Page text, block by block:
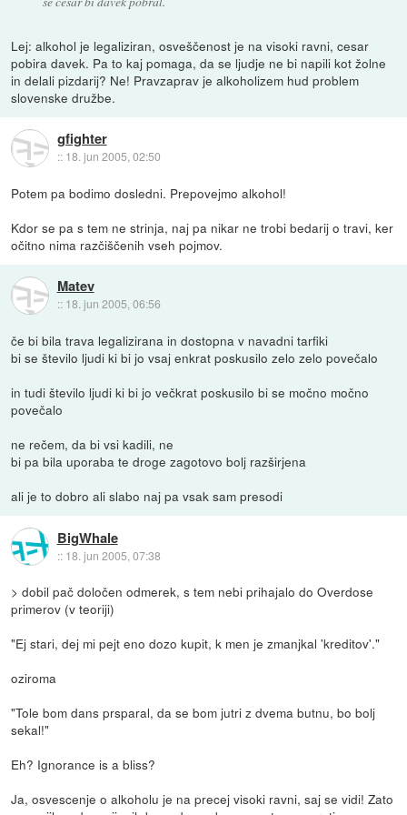
Lej: alkohol je legaliziran, osveščenost je na visoki ravni, cesar
pobira davek. Pa to kaj pomaga, da se ljudje ne bi napili kot žolne
in delali pizdarij? Ne! Pravzaprav je alkoholizem hud problem
slovenske družbe.
gfighter
:: 18. jun 2005, 02:50
Potem pa bodimo dosledni. Prepovejmo alkohol!
Kdor se pa s tem ne strinja, naj pa nikar ne trobi bedarij o travi, ker
očitno nima razčiščenih vseh pojmov.
Matev
:: 18. jun 2005, 06:56
če bi bila trava legalizirana in dostopna v navadni tarfiki
bi se število ljudi ki bi jo vsaj enkrat poskusilo zelo zelo povečalo
in tudi število ljudi ki bi jo večkrat poskusilo bi se močno močno
povečalo
ne rečem, da bi vsi kadili, ne
bi pa bila uporaba te droge zagotovo bolj razširjena
ali je to dobro ali slabo naj pa vsak sam presodi
BigWhale
:: 18. jun 2005, 07:38
> dobil pač določen odmerek, s tem nebi prihajalo do Overdose
primerov (v teoriji)
"Ej stari, dej mi pejt eno dozo kupit, k men je zmanjkal 'kreditov'."
oziroma
"Tole bom dans prsparal, da se bom jutri z dvema butnu, bo bolj
sekal!"
Eh? Ignorance is a bliss?
Ja, osvescenje o alkoholu je na precej visoki ravni, saj se vidi! Zato